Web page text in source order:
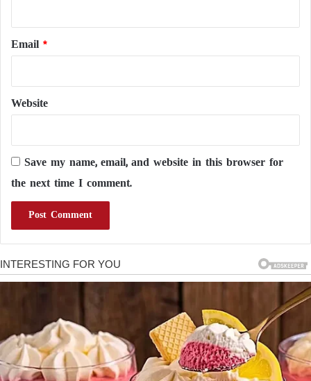
Email *
Website
Save my name, email, and website in this browser for
the next time I comment.